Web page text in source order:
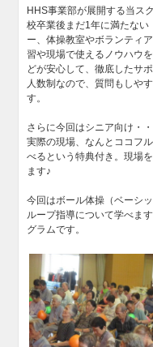
HHS事業部が展開する当ス
校卒業後まだ1年に満たな
ー、体操教室やボランティ
習や現場で使えるノウハウ
どが安心して、徹底したサ
人数制なので、質問もしや
す。
さらに今回はシニア向け・
実際の現場、なんとココフ
べるという特典付き。現場
ます♪
今回はボール体操（ベーシ
ループ指導について学べま
グラムです。